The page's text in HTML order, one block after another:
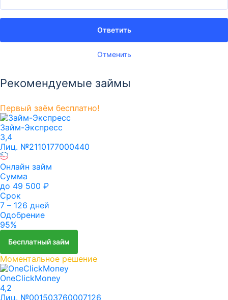
Отменить
Ответить
Рекомендуемые займы
Первый заём бесплатно!
Займ-Экспресс
3,4
Лиц. №2110177000440
Онлайн займ
Сумма
до 49 500 ₽
Срок
7 – 126 дней
Одобрение
95%
Бесплатный займ
Моментальное решение
OneClickMoney
4,2
Лиц. №001503760007126